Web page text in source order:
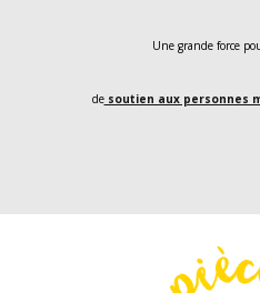
Une grande force
desoutien aux personnes